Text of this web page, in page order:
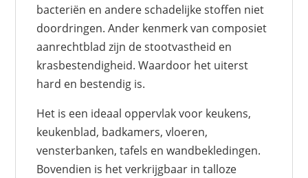
bacteriën en andere schadelijke stoffen niet
doordringen. Ander kenmerk van composiet
aanrechtblad zijn de stootvastheid en
krasbestendigheid. Waardoor het uiterst
hard en bestendig is.
Het is een ideaal oppervlak voor keukens,
keukenblad, badkamers, vloeren,
vensterbanken, tafels en wandbekledingen.
Bovendien is het verkrijgbaar in talloze